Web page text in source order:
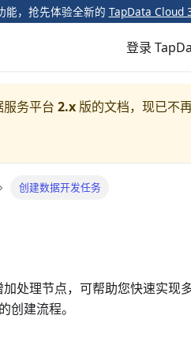
能，抢先体验全新的 TapData Cloud
登录
务平台 2.x 版的文档，现已不
创建数据开发任务
处理节点，可帮助您快速实现
创建流程。